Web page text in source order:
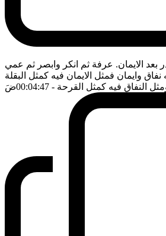
بعد الايمان. عرفة ثم انكر وابصر ثم عمي
وايمان فمثل الايمان فيه كمثل البقلة
النفاق فيه كمثل القرحة - 00:04:47 ضَ